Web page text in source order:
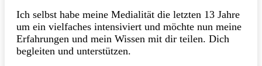
Ich selbst habe meine Medialität die letzten 13 Jahre
um ein vielfaches intensiviert und möchte nun meine
Erfahrungen und mein Wissen mit dir teilen. Dich
begleiten und unterstützen.